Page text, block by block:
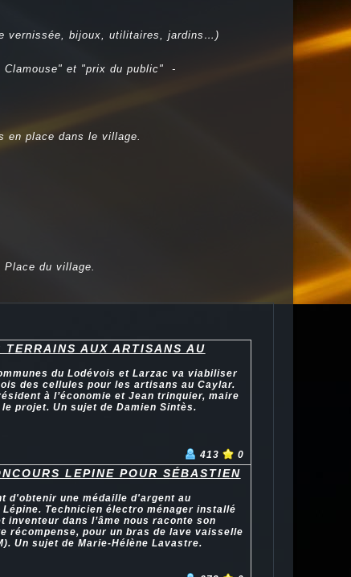
vernissée, bijoux, utilitaires, jardins…)
Clamouse" et "prix du public" -
en place dans le village.
du village.
AUX ARTISANS AU
du Lodévois et Larzac va viabiliser
des cellules pour les artisans au Caylar.
à l’économie et Jean trinquier, maire
projet. Un sujet de Damien Sintès.
413 0
LEPINE POUR SÉBASTIEN
d'obtenir une médaille d'argent au
Technicien électro ménager installé
inventeur dans l’âme nous raconte son
récompense, pour un bras de lave vaisselle
Un sujet de Marie-Hélène Lavastre.